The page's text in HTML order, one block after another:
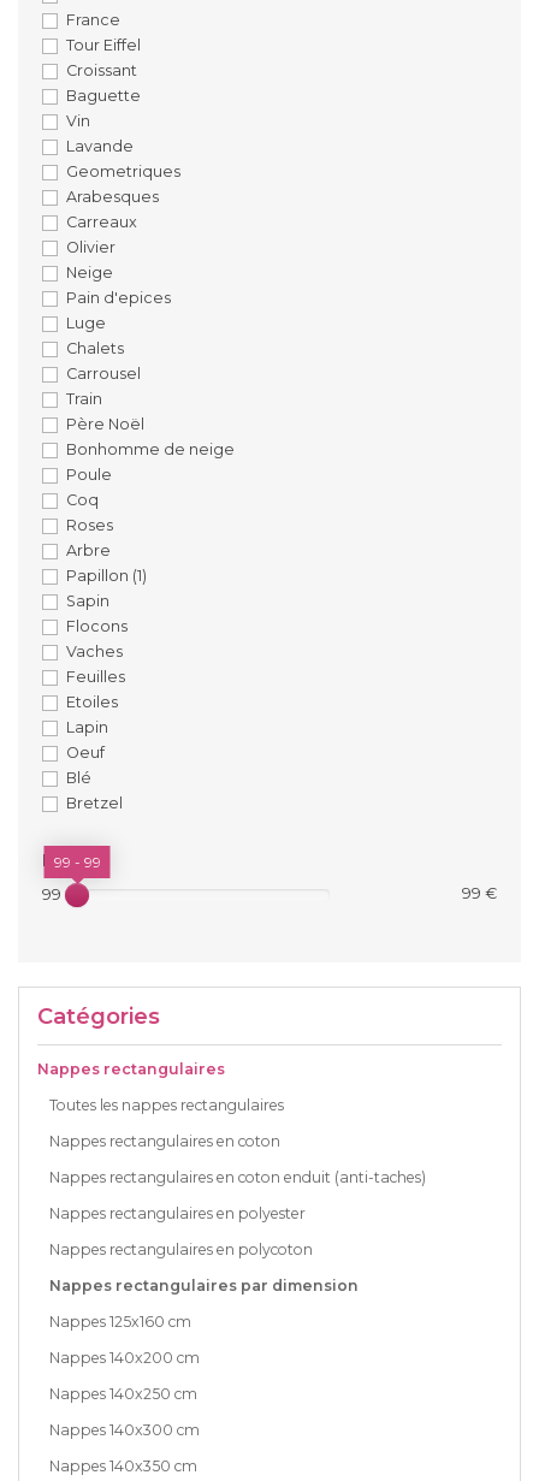
France
Tour Eiffel
Croissant
Baguette
Vin
Lavande
Geometriques
Arabesques
Carreaux
Olivier
Neige
Pain d'epices
Luge
Chalets
Carrousel
Train
Père Noël
Bonhomme de neige
Poule
Coq
Roses
Arbre
Papillon (1)
Sapin
Flocons
Vaches
Feuilles
Etoiles
Lapin
Oeuf
Blé
Bretzel
PRIX
99 € 99 €
99 - 99
Catégories
Nappes rectangulaires
Toutes les nappes rectangulaires
Nappes rectangulaires en coton
Nappes rectangulaires en coton enduit (anti-taches)
Nappes rectangulaires en polyester
Nappes rectangulaires en polycoton
Nappes rectangulaires par dimension
Nappes 125x160 cm
Nappes 140x200 cm
Nappes 140x250 cm
Nappes 140x300 cm
Nappes 140x350 cm